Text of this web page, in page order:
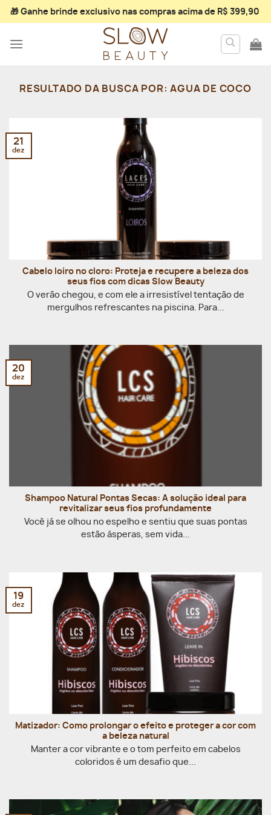
Skip
to
🎁 Ganhe brinde exclusivonas compras acima de R$ 399,90
RESULTADO DA BUSCA POR:AGUA DE COCO
Cabelo loiro no cloro: Proteja e recupere a beleza dos
seus fios com dicas Slow Beauty
O verão chegou, e com ele a irresistível tentação de
mergulhos refrescantes na piscina. Para...
21
dez
Shampoo Natural Pontas Secas: A solução ideal para
revitalizar seus fios profundamente
Você já se olhou no espelho e sentiu que suas pontas
estão ásperas, sem vida...
20
dez
Matizador: Como prolongar o efeito e proteger a cor com
a beleza natural
Manter a cor vibrante e o tom perfeito em cabelos
coloridos é um desafio que...
19
dez